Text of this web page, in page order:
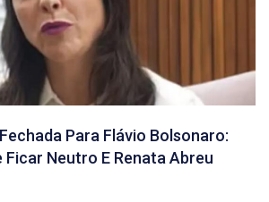
Para Flávio Bolsonaro:
Ficar Neutro E Renata Abreu